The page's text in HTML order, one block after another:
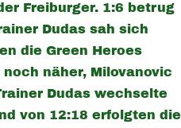
Freiburger. 1:6 betrug
Dudas sah sich
die Green Heroes
näher, Milovanovic
Dudas wechselte
von 12:18 erfolgten die